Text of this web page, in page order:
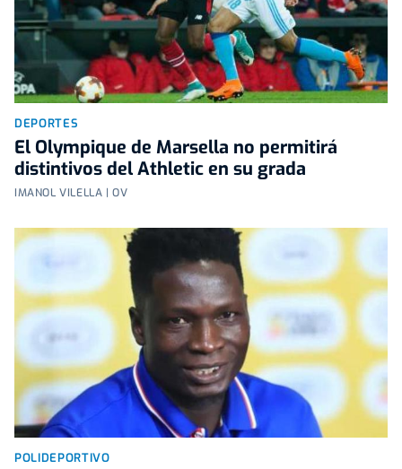
DEPORTES
El Olympique de Marsella no permitirá
distintivos del Athletic en su grada
IMANOL VILELLA | OV
POLIDEPORTIVO